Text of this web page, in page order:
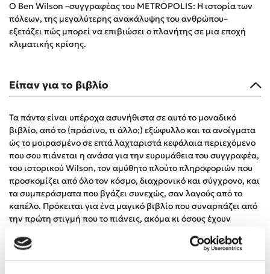
Δημοφιλή Άρθρα
3 βιβλία βασισμένα σε αληθινά γεγονότα!
Μια λέξη που συχνά νιώθεις αλλά την αγνοείς
απαντά!
Συγχαρητήρια, Πέθανες! Μια ξενάγηση στον Άδη της
ελληνικής μυθολογίας
Εύκολη συνταγή για chicken BBQ pizza από τον Άκη
Πετρετζίκη!
3 βιβλία που μπορείς να διαβάσεις σε μια μέρα!
Διακοπές με τα παιδιά: Η ανάγκη μας για παύση σε μετωπική
σύγκρουση με τη δική τους για εκτόνωση
Πάνω, κάτω, μπροστά, πίσω; Κάνε το τεστ και ανακάλυψε την
τάση σου!
Ο Ben Wilson –συγγραφέας του METROPOLIS: Η ιστορία των
πόλεων, της μεγαλύτερης ανακάλυψης του ανθρώπου–
εξετάζει πώς μπορεί να επιβιώσει ο πλανήτης σε μια εποχή
κλιματικής κρίσης.
Είπαν για το βιβλίο
Τα πάντα είναι υπέροχα ασυνήθιστα σε αυτό το μοναδικό
βιβλίο, από το (πράσινο, τι άλλο;) εξώφυλλο και τα ανοίγματα
ώς το μοιρασμένο σε επτά λαχταριστά κεφάλαια περιεχόμενο
που σου πιάνεται η ανάσα για την ευρυμάθεια του συγγραφέα,
του ιστορικού Wilson, τον αμύθητο πλούτο πληροφοριών που
προσκομίζει από όλο τον κόσμο, διαχρονικό και σύγχρονο, και
τα συμπεράσματα που βγάζει συνεχώς, σαν λαγούς από το
καπέλο. Πρόκειται για ένα μαγικό βιβλίο που συναρπάζει από
την πρώτη στιγμή που το πιάνεις, ακόμα κι όσους έχουν
Δημήτρης Φιλιππίδης, ΕΦΣΥΝ - Νησίδες